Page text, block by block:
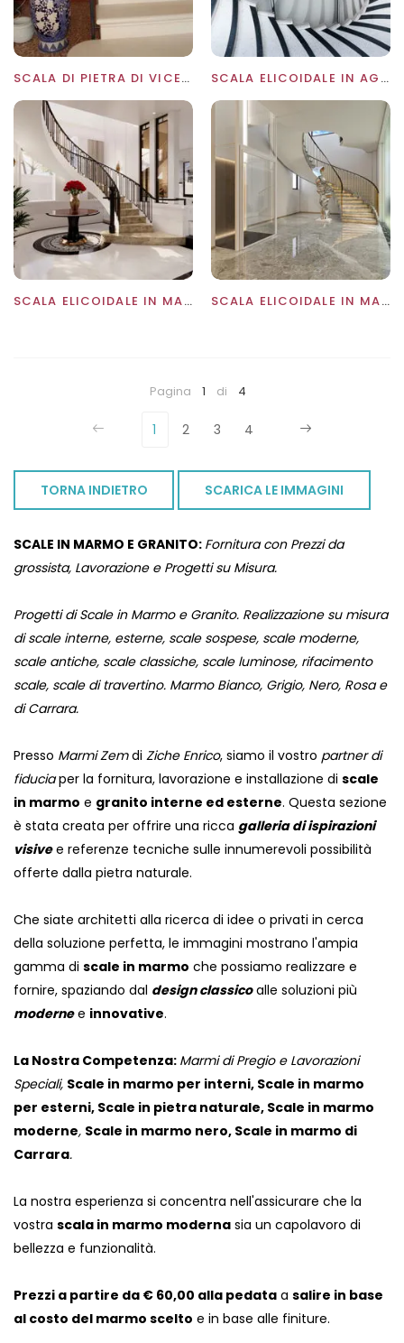
SCALA DI PIETRA DI VICENZA BIANCO AVORIO SCALA ELICOIDALE IN AGGLOMARMO VETRO E CORRIMANO IN ACCIAIO
SCALA ELICOIDALE IN MARMO CHIARO SENZA COLONNA DI SOSTEGNO SCALA ELICOIDALE IN MARMO GRIGIO LUCIDO
Pagina 1 di 4
1 2 3 4
TORNA INDIETRO SCARICA LE IMMAGINI
SCALE IN MARMO E GRANITO: Fornitura con Prezzi da
grossista, Lavorazione e Progetti su Misura.
Progetti di Scale in Marmo e Granito. Realizzazione su misura
di scale interne, esterne, scale sospese, scale moderne,
scale antiche, scale classiche, scale luminose, rifacimento
scale, scale di travertino. Marmo Bianco, Grigio, Nero, Rosa e
di Carrara.
Presso Marmi Zemdi Ziche Enrico, siamo il vostro partner di
fiduciaper la fornitura, lavorazione e installazione di scale
in marmo e granito interne ed esterne. Questa sezione
è stata creata per offrire una ricca galleria di ispirazioni
visivee referenze tecniche sulle innumerevoli possibilità
offerte dalla pietra naturale.
Che siate architetti alla ricerca di idee o privati in cerca
della soluzione perfetta, le immagini mostrano l'ampia
gamma di scale in marmo che possiamo realizzare e
fornire, spaziando dal design classicoalle soluzioni più
moderne e innovative.
La Nostra Competenza: Marmi di Pregio e Lavorazioni
Speciali, Scale in marmo per interni, Scale in marmo
per esterni, Scale in pietra naturale, Scale in marmo
moderne, Scale in marmo nero, Scale in marmo di
Carrara.
La nostra esperienza si concentra nell'assicurare che la
vostra scala in marmo moderna sia un capolavoro di
bellezza e funzionalità.
Prezzi a partire da € 60,00 alla pedata a salire in base
al costo del marmo scelto e in base alle finiture.